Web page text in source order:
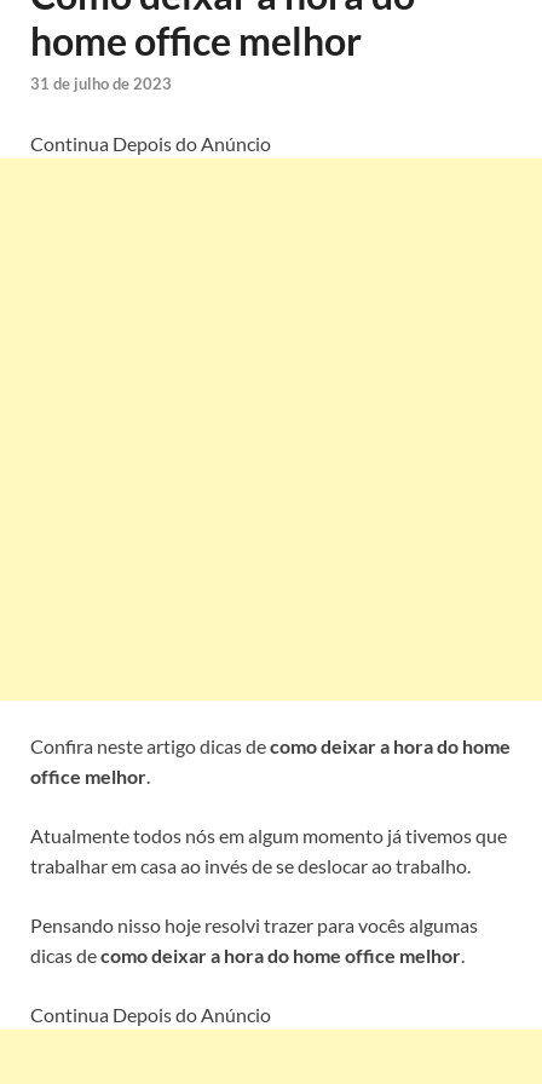
home office melhor
31 de julho de 2023
Continua Depois do Anúncio
Confira neste artigo dicas decomo deixar a hora do home
office melhor.
Atualmente todos nós em algum momento já tivemos que
trabalhar em casa ao invés de se deslocar ao trabalho.
Pensando nisso hoje resolvi trazer para vocês algumas
dicas decomo deixar a hora do home office melhor.
Continua Depois do Anúncio